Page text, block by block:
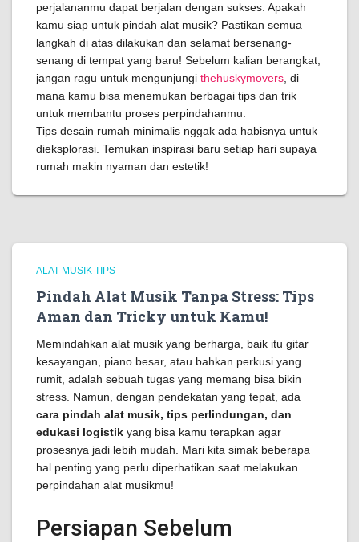
perjalananmu dapat berjalan dengan sukses. Apakah
kamu siap untuk pindah alat musik? Pastikan semua
langkah di atas dilakukan dan selamat bersenang-
senang di tempat yang baru! Sebelum kalian berangkat,
jangan ragu untuk mengunjungi thehuskymovers , di
mana kamu bisa menemukan berbagai tips dan trik
untuk membantu proses perpindahanmu.
Tips desain rumah minimalis nggak ada habisnya untuk
dieksplorasi. Temukan inspirasi baru setiap hari supaya
rumah makin nyaman dan estetik!
ALAT MUSIK TIPS
Pindah Alat Musik Tanpa Stress: Tips
Aman dan Tricky untuk Kamu!
Memindahkan alat musik yang berharga, baik itu gitar
kesayangan, piano besar, atau bahkan perkusi yang
rumit, adalah sebuah tugas yang memang bisa bikin
stress. Namun, dengan pendekatan yang tepat, ada
cara pindah alat musik, tips perlindungan, dan
edukasi logistik yang bisa kamu terapkan agar
prosesnya jadi lebih mudah. Mari kita simak beberapa
hal penting yang perlu diperhatikan saat melakukan
perpindahan alat musikmu!
Persiapan Sebelum